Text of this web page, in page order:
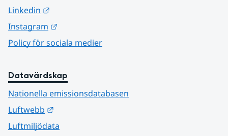
Linkedin
Instagram
Policy för sociala medier
Datavärdskap
Nationella emissionsdatabasen
Luftwebb
Luftmiljödata